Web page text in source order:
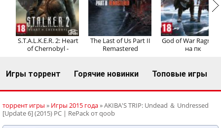
S.T.A.L.K.E.R. 2: Heart
of Chernobyl -
The Last of Us Part II
Remastered
God of War
на пк
Игры торрент Горячие новинки Топовые игры
торрент игры » Игры 2015 года» AKIBA'S TRIP: Undead ＆ Undressed
[Update 6] (2015) PC | RePack от qoob